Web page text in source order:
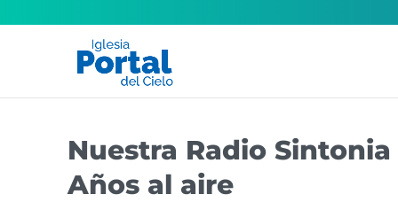
Nuestra Radio
Años al aire